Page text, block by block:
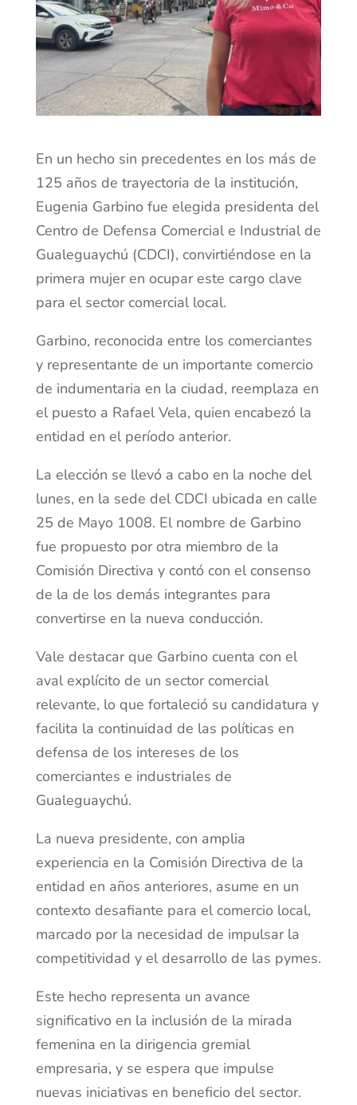
En un hecho sin precedentes en los más de
125 años de trayectoria de la institución,
Eugenia Garbino fue elegida presidenta del
Centro de Defensa Comercial e Industrial de
Gualeguaychú (CDCI), convirtiéndose en la
primera mujer en ocupar este cargo clave
para el sector comercial local.
Garbino, reconocida entre los comerciantes
y representante de un importante comercio
de indumentaria en la ciudad, reemplaza en
el puesto a Rafael Vela, quien encabezó la
entidad en el período anterior.
La elección se llevó a cabo en la noche del
lunes, en la sede del CDCI ubicada en calle
25 de Mayo 1008. El nombre de Garbino
fue propuesto por otra miembro de la
Comisión Directiva y contó con el consenso
de la de los demás integrantes para
convertirse en la nueva conducción.
Vale destacar que Garbino cuenta con el
aval explícito de un sector comercial
relevante, lo que fortaleció su candidatura y
facilita la continuidad de las políticas en
defensa de los intereses de los
comerciantes e industriales de
Gualeguaychú.
La nueva presidente, con amplia
experiencia en la Comisión Directiva de la
entidad en años anteriores, asume en un
contexto desafiante para el comercio local,
marcado por la necesidad de impulsar la
competitividad y el desarrollo de las pymes.
Este hecho representa un avance
significativo en la inclusión de la mirada
femenina en la dirigencia gremial
empresaria, y se espera que impulse
nuevas iniciativas en beneficio del sector.